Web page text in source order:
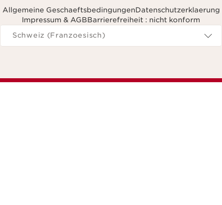
Allgemeine GeschaeftsbedingungenDatenschutzerklaerung
Impressum & AGBBarrierefreiheit : nicht konform
Navigieren Sie zu
Schweiz (Franzoesisch)